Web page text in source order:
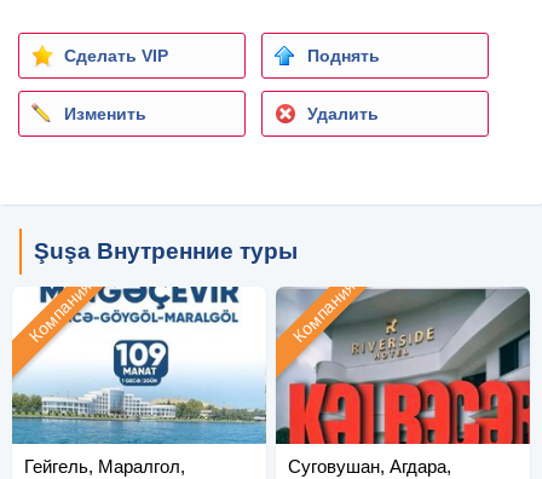
Сделать VIP Поднять
Изменить Удалить
Şuşa Внутренние туры
Гейгель, Маралгол,
Компания
Суговушан, Агдара,
Компания